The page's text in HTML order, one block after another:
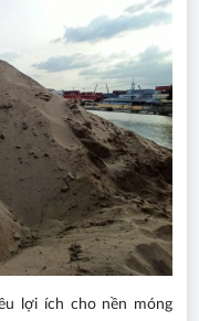
lợi ích cho nền móng